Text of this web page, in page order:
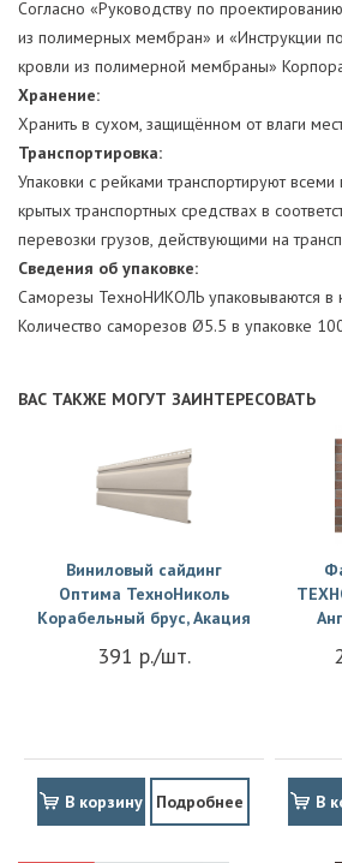
Согласно «Руководству по
из полимерных мембран» и «Инструкции
кровли из полимерной мембраны»
Хранение:
Хранить в сухом, защищённом от влаги
Транспортировка:
Упаковки с рейками транспортируют всеми
крытых транспортных средствах в
перевозки грузов, действующими на
Сведения об упаковке:
Саморезы ТехноНИКОЛЬ упаковываются в
Количество саморезов Ø5.5 в упаковке
ВАС ТАКЖЕ МОГУТ ЗАИНТЕРЕСОВАТЬ
Виниловый сайдинг
Оптима ТехноНиколь
Корабельный брус, Акация
391 р./шт.
В корзину Подробнее В